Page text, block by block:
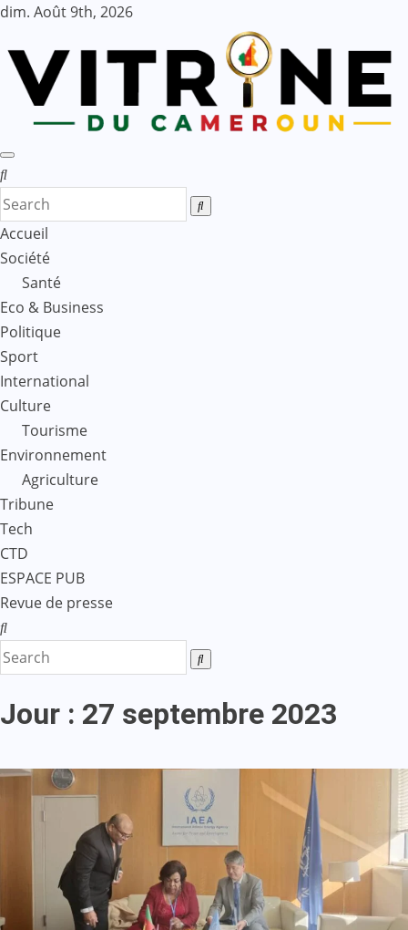
Skip
content
dim. Août 9th, 2026
Accueil
Société
Santé
Eco & Business
Politique
Sport
International
Culture
Tourisme
Environnement
Agriculture
Tribune
Tech
CTD
ESPACE PUB
Revue de presse
Jour : 27 septembre 2023